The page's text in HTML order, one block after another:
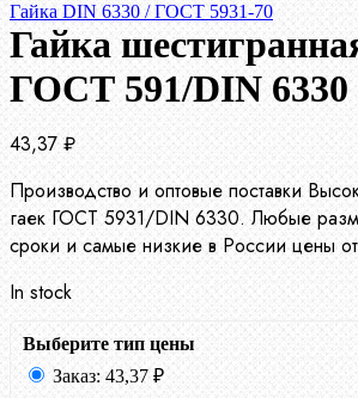
Гайка DIN 6330 / ГОСТ 5931-70
Гайка
ГОСТ 591/DIN
43,37 ₽
Производство и оптовые поставки
гаек ГОСТ 5931/DIN 6330. Любые
сроки и самые низкие в России цены
In stock
Выберите тип цены
Заказ: 43,37 ₽